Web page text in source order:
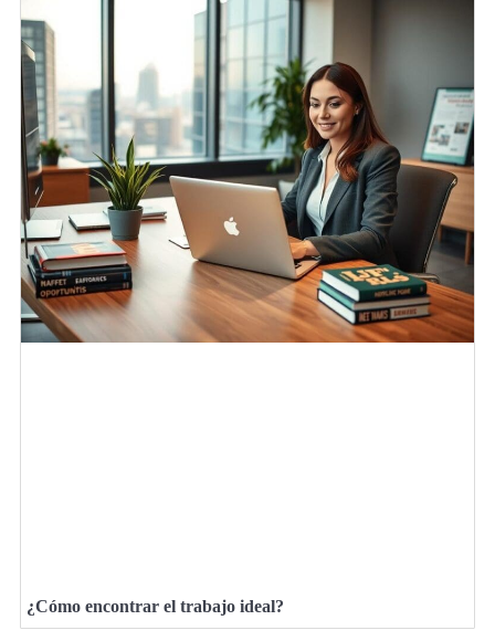
¿Cómo encontrar el trabajo ideal?